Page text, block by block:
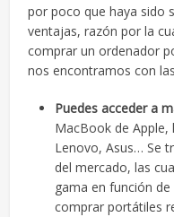
por poco que haya sido
ventajas, razón por la
comprar un ordenador
nos encontramos con
Puedes acceder a
MacBook de Apple,
Lenovo, Asus… Se
del mercado, las
gama en función de
comprar portátiles